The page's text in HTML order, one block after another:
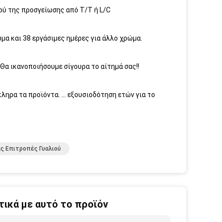
της προσγείωσης από T/T ή L/C
και 38 εργάσιμες ημέρες για άλλο χρώμα.
ικανοποιήσουμε σίγουρα το αίτημά σας!!
τα προϊόντα. … εξουσιοδότηση ετών για το
Επιτροπές Γυαλιού
με αυτό το προϊόν